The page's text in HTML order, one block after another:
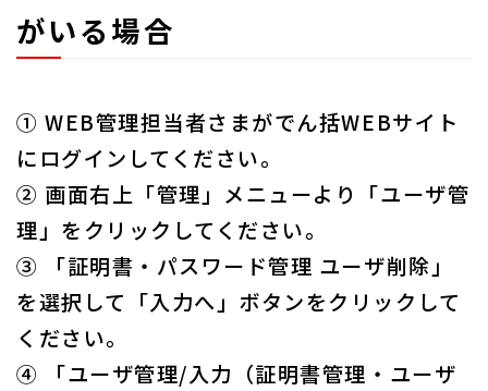
がいる場合
① WEB管理担当者さまがでん括WEBサイト
にログインしてください。
② 画面右上「管理」メニューより「ユーザ管
理」をクリックしてください。
③ 「証明書・パスワード管理 ユーザ削除」
を選択して「入力へ」ボタンをクリックして
ください。
④ 「ユーザ管理/入力（証明書管理・ユーザ